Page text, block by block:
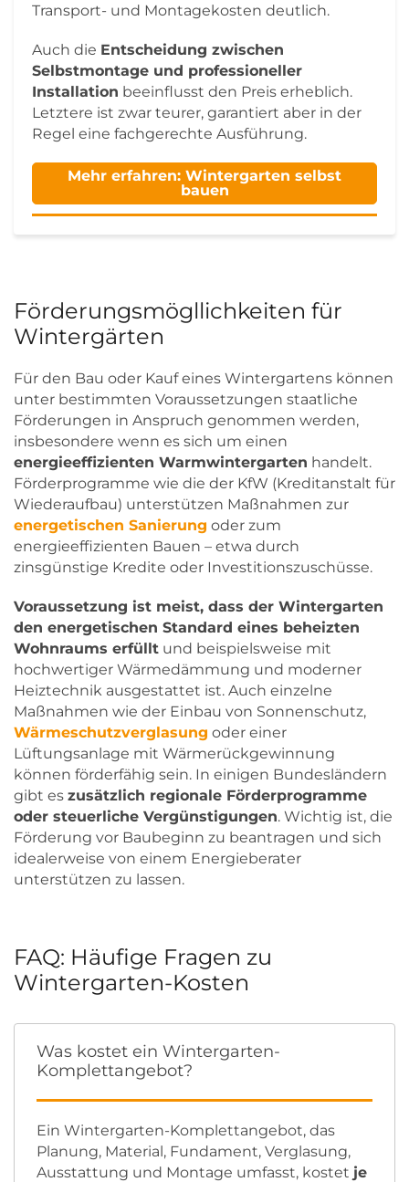
Transport- und Montagekosten deutlich.
Auch die Entscheidung zwischen
Selbstmontage und professioneller
Installation beeinflusst den Preis erheblich.
Letztere ist zwar teurer, garantiert aber in der
Regel eine fachgerechte Ausführung.
Mehr erfahren: Wintergarten selbst
bauen
Förderungsmögllichkeiten für
Wintergärten
Für den Bau oder Kauf eines Wintergartens können
unter bestimmten Voraussetzungen staatliche
Förderungen in Anspruch genommen werden,
insbesondere wenn es sich um einen
energieeffizienten Warmwintergarten handelt.
Förderprogramme wie die der KfW (Kreditanstalt für
Wiederaufbau) unterstützen Maßnahmen zur
energetischen Sanierung oder zum
energieeffizienten Bauen – etwa durch
zinsgünstige Kredite oder Investitionszuschüsse.
Voraussetzung ist meist, dass der Wintergarten
den energetischen Standard eines beheizten
Wohnraums erfüllt und beispielsweise mit
hochwertiger Wärmedämmung und moderner
Heiztechnik ausgestattet ist. Auch einzelne
Maßnahmen wie der Einbau von Sonnenschutz,
Wärmeschutzverglasung oder einer
Lüftungsanlage mit Wärmerückgewinnung
können förderfähig sein. In einigen Bundesländern
gibt es zusätzlich regionale Förderprogramme
oder steuerliche Vergünstigungen. Wichtig ist, die
Förderung vor Baubeginn zu beantragen und sich
idealerweise von einem Energieberater
unterstützen zu lassen.
FAQ: Häufige Fragen zu
Wintergarten-Kosten
Was kostet ein Wintergarten-
Komplettangebot?
Ein Wintergarten-Komplettangebot, das
Planung, Material, Fundament, Verglasung,
Ausstattung und Montage umfasst, kostet je